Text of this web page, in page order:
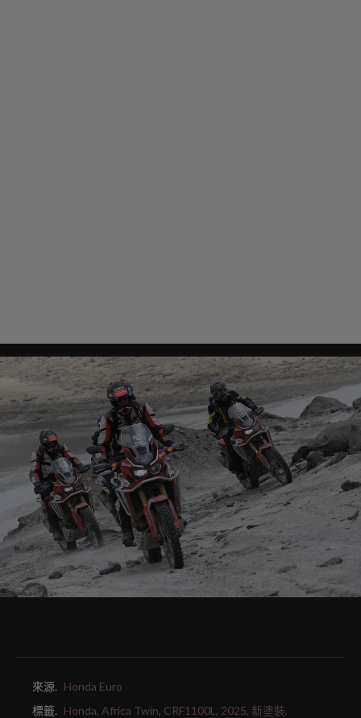
來源. Honda Euro
標籤. Honda, Africa Twin, CRF1100L, 2025, 新塗裝,